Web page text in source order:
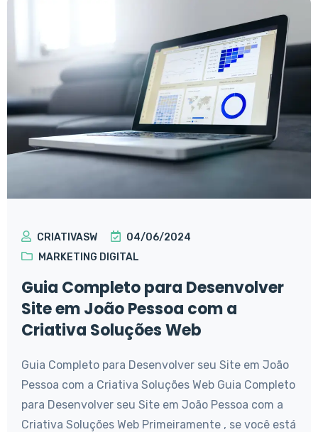
CRIATIVASW
04/06/2024
MARKETING DIGITAL
Guia Completo para Desenvolver
Site em João Pessoa com a
Criativa Soluções Web
Guia Completo para Desenvolver seu Site em João
Pessoa com a Criativa Soluções Web Guia Completo
para Desenvolver seu Site em João Pessoa com a
Criativa Soluções Web Primeiramente , se você está